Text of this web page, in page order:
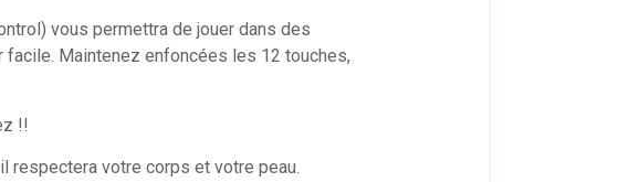
vous permettra de jouer dans des
Maintenez enfoncées les 12 touches,
!!
respectera votre corps et votre peau.